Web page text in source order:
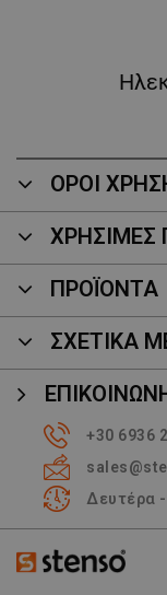
ΟΡΟΙ
ΧΡΗΣΙΜΕΣ
ΠΡΟΪΌΝΤΑ
ΣΧΕΤΙΚΑ
+30 6936
Δευτέρα